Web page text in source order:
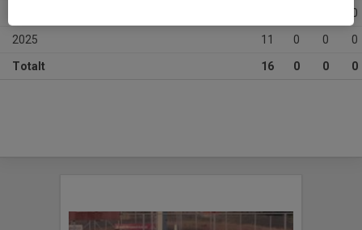
0
2025 11 0 0 0
Totalt 16 0 0 0